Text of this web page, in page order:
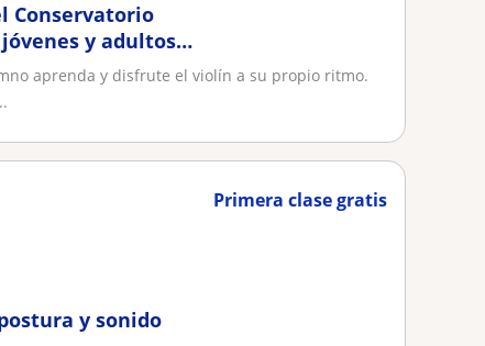
Conservatorio
y adultos
aprenda y disfrute el violín a su propio ritmo.
Primera clase gratis
y sonido